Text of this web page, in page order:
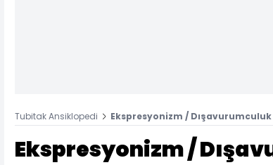
Tubitak Ansiklopedi Ekspresyonizm /
Ekspresyonizm /